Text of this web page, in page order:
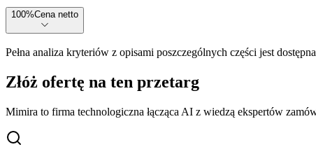
100%Cena netto
Pełna analiza kryteriów z opisami poszczególnych części jest
Złóż ofertę na ten przetarg
Mimira to firma technologiczna łącząca AI z wiedzą ekspertów